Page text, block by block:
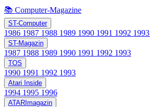
📚 Computer-Magazine
ST-Computer
1986 1987 1988 1989 1990 1991 1992 1993
ST-Magazin
1987 1988 1989 1990 1991 1992 1993
TOS
1990 1991 1992 1993
Atari Inside
1994 1995 1996
ATARImagazin